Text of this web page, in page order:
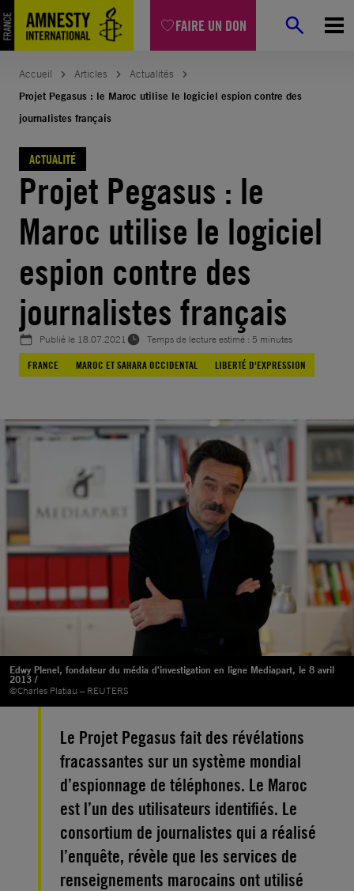
FAIRE UN DON
Aller
au
contenu
Accueil Articles
Actualités
Projet Pegasus : le Maroc utilise le logiciel espion contre des
journalistes français
ACTUALITÉ
Projet Pegasus : le
Maroc utilise le logiciel
espion contre des
journalistes français
Publié le 18.07.2021
Temps de lecture estimé : 5 minutes
FRANCE
MAROC ET SAHARA OCCIDENTAL LIBERTÉ D'EXPRESSION
Edwy Plenel, fondateur du média d'investigation en ligne Mediapart, le 8 avril
2013 /
©Charles Platiau – REUTERS
Le Projet Pegasus fait des révélations
fracassantes sur un système mondial
d’espionnage de téléphones. Le Maroc
est l’un des utilisateurs identifiés. Le
consortium de journalistes qui a réalisé
l’enquête, révèle que les services de
renseignements marocains ont utilisé